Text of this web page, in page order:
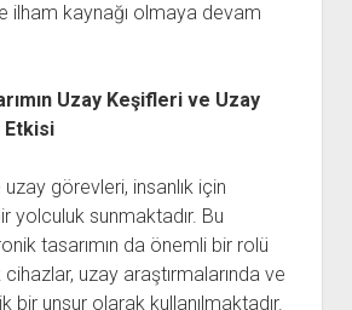
ilham kaynağı olmaya devam
Uzay Keşifleri ve Uzay
görevleri, insanlık için
yolculuk sunmaktadır. Bu
tasarımın da önemli bir rolü
uzay araştırmalarında ve
bir unsur olarak kullanılmaktadır.